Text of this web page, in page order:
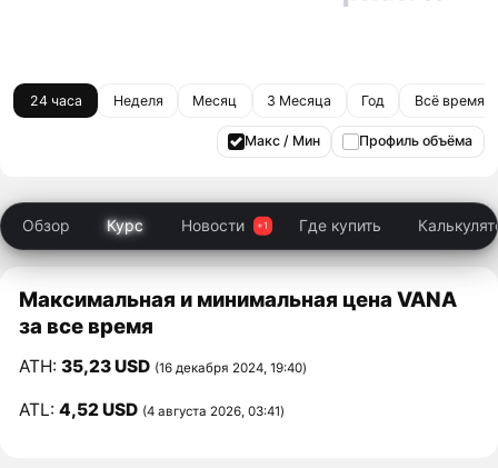
24 часа Неделя Месяц 3 Месяца Год Всё время
Макс / Мин Профиль объёма
Обзор Курс Новости Где купить
Максимальная и минимальная цена VANA
за все время
ATH:35,23 USD (16 декабря 2024, 19:40)
ATL:4,52 USD (4 августа 2026, 03:41)